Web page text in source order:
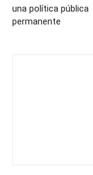
una política pública
permanente